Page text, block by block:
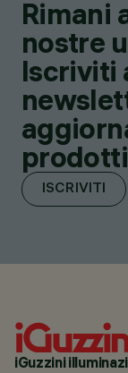
Rimani
nostre
Iscriviti
ISCRIVITI
iGuzzini